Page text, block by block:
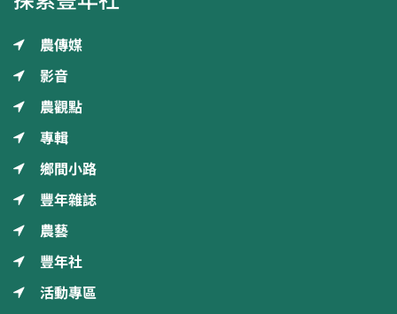
農傳媒
影音
農觀點
專輯
鄉間小路
豐年雜誌
農藝
豐年社
活動專區